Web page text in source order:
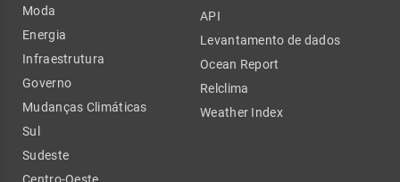
Moda
Energia
Infraestrutura
Governo
Mudanças Climáticas
Sul
Sudeste
Centro-Oeste
API
Levantamento de dados
Ocean Report
Relclima
Weather Index